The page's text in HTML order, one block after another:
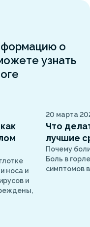
о
узнать
носа и
и
20 марта
Что
лучшие
Почему
Боль в
симптомов